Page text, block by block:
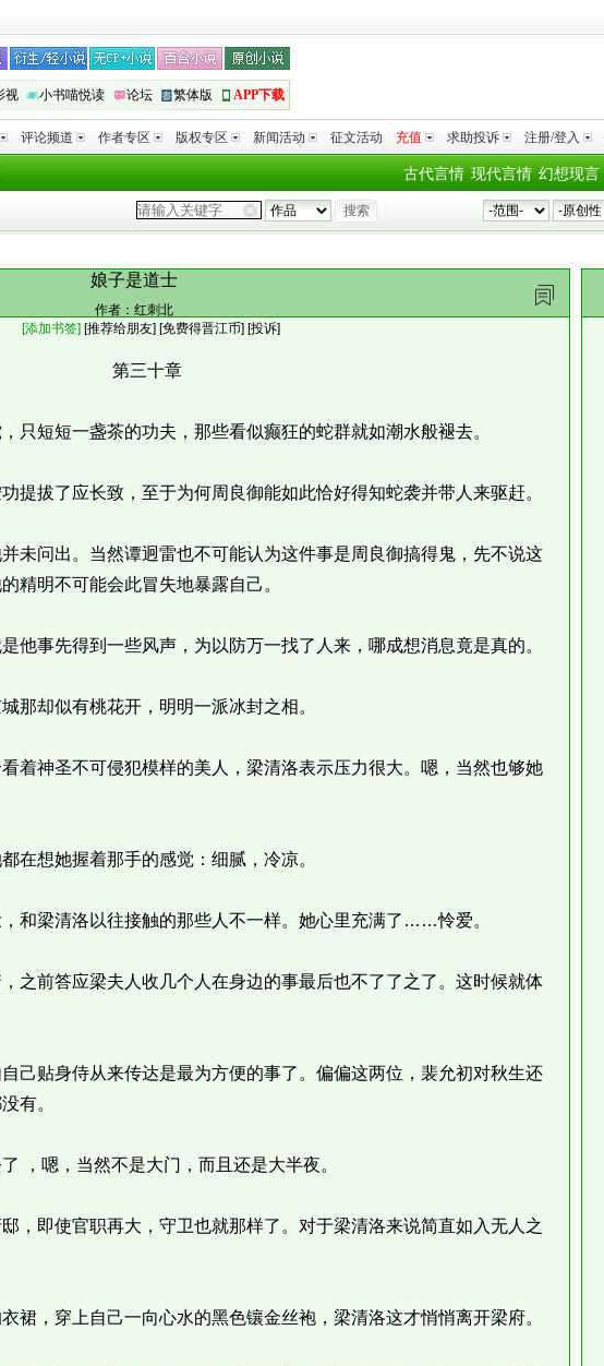
视 小书喵悦读 论坛 繁体版 APP下载
评论频道 作者专区 版权专区 新闻活动 征文活动 充值 求助投诉 注册/登入
幻想现言
现代言情
古代言情
娘子是道士
作者： 红刺北
[添加书签] [推荐给朋友] [免费得晋江币] [投诉]
第三十章
短短一盏茶的功夫，那些看似癫狂的蛇群就如潮水般褪去。
拔了应长致，至于为何周良御能如此恰好得知蛇袭并带人来驱赶。
问出。当然谭迥雷也不可能认为这件事是周良御搞得鬼，先不说这
精明不可能会此冒失地暴露自己。
事先得到一些风声，为以防万一找了人来，哪成想消息竟是真的。
却似有桃花开，明明一派冰封之相。
神圣不可侵犯模样的美人，梁清洛表示压力很大。嗯，当然也够她
想她握着那手的感觉：细腻，冷凉。
梁清洛以往接触的那些人不一样。她心里充满了……怜爱。
前答应梁夫人收几个人在身边的事最后也不了了之了。这时候就体
贴身侍从来传达是最为方便的事了。偏偏这两位，裴允初对秋生还
有。
嗯，当然不是大门，而且还是大半夜。
即使官职再大，守卫也就那样了。对于梁清洛来说简直如入无人之
，穿上自己一向心水的黑色镶金丝袍，梁清洛这才悄悄离开梁府。